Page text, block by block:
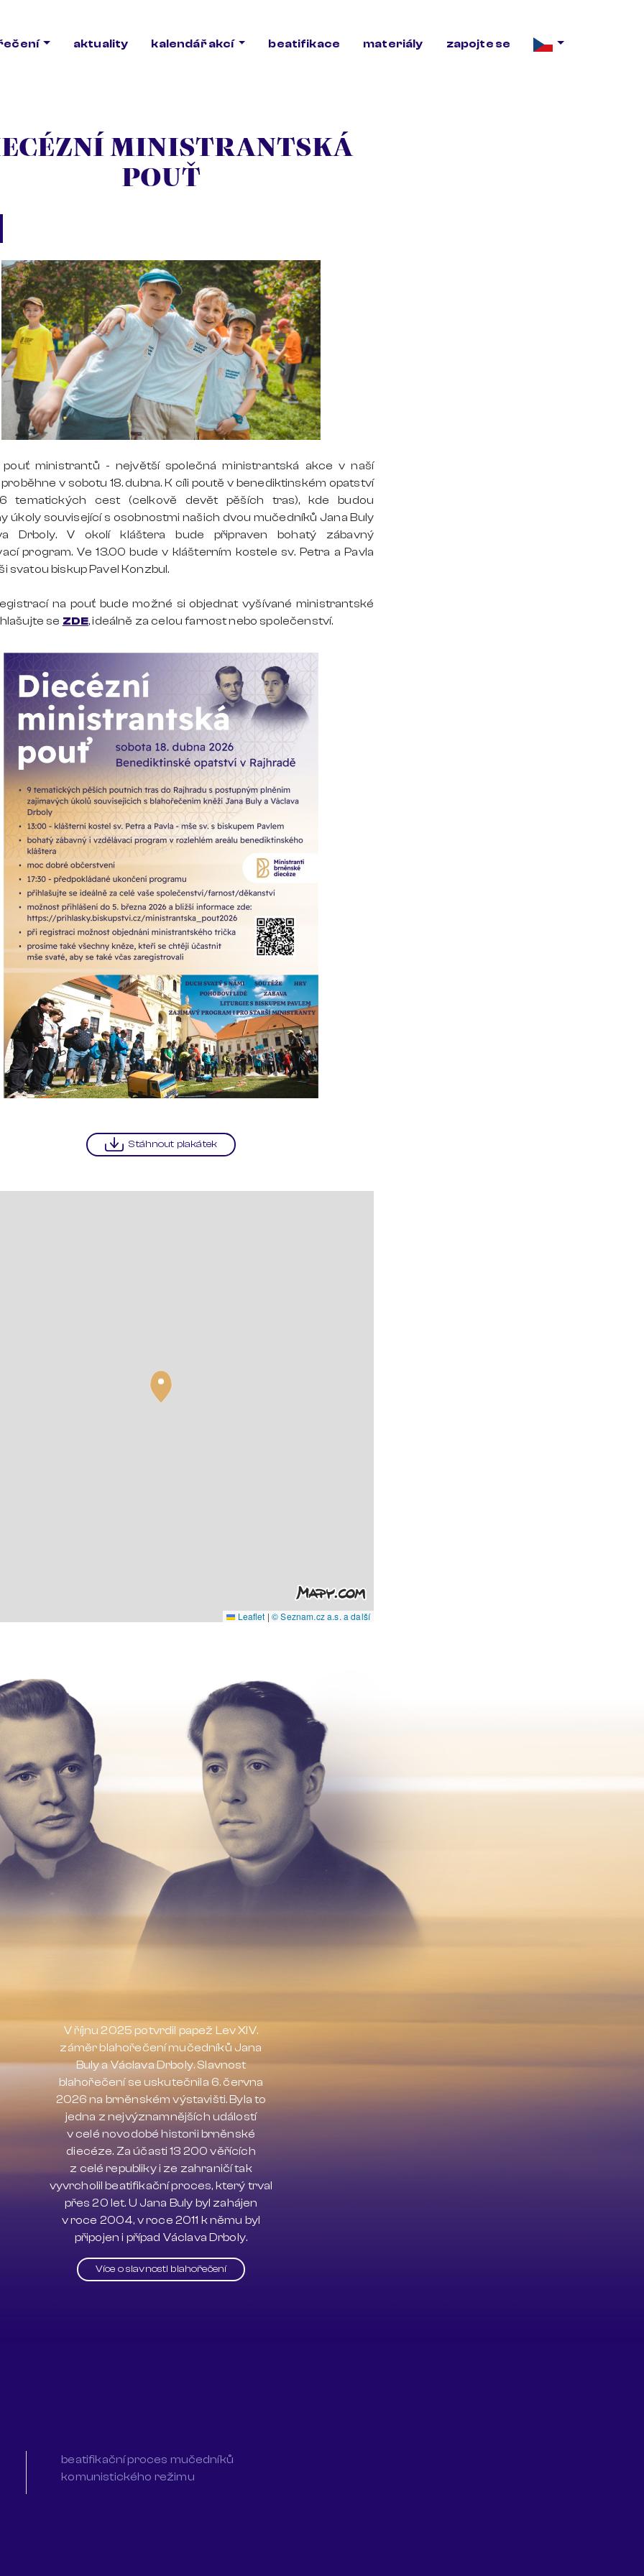
aktuality kalendář akcí beatifikace materiály zapojte se
MINISTRANTSKÁ
POUŤ
pouť ministrantů - největší společná ministrantská akce v naší
v sobotu 18. dubna. K cíli poutě v benediktinském opatství
tematických cest (celkově devět pěších tras), kde budou
úkoly související s osobnostmi našich dvou mučedníků Jana Buly
Drboly. V okolí kláštera bude připraven bohatý zábavný
program. Ve 13.00 bude v klášterním kostele sv. Petra a Pavla
svatou biskup Pavel Konzbul.
na pouť bude možné si objednat vyšívané ministrantské
se ZDE, ideálně za celou farnost nebo společenství.
Stáhnout plakátek
Leaflet | © Seznam.cz a.s. a další
V říjnu 2025 potvrdil papež Lev XIV.
záměr blahořečení mučedníků Jana
Buly a Václava Drboly. Slavnost
blahořečení se uskutečnila 6. června
2026 na brněnském výstavišti. Byla to
jedna z nejvýznamnějších událostí
v celé novodobé historii brněnské
diecéze. Za účasti 13 200 věřících
z celé republiky i ze zahraničí tak
vyvrcholil beatifikační proces, který trval
přes 20 let. U Jana Buly byl zahájen
v roce 2004, v roce 2011 k němu byl
připojen i případ Václava Drboly.
Více o slavnosti blahořečení
beatifikační proces mučedníků
komunistického režimu